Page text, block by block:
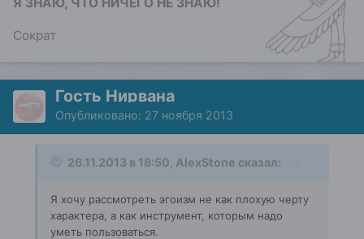
Сократ
Гость Нирвана
Опубликовано: 27 ноября 2013
26.11.2013 в 18:50, AlexStone сказал:
Я хочу рассмотреть эгоизм не как плохую черту
характера, а как инструмент, которым надо
уметь пользоваться.